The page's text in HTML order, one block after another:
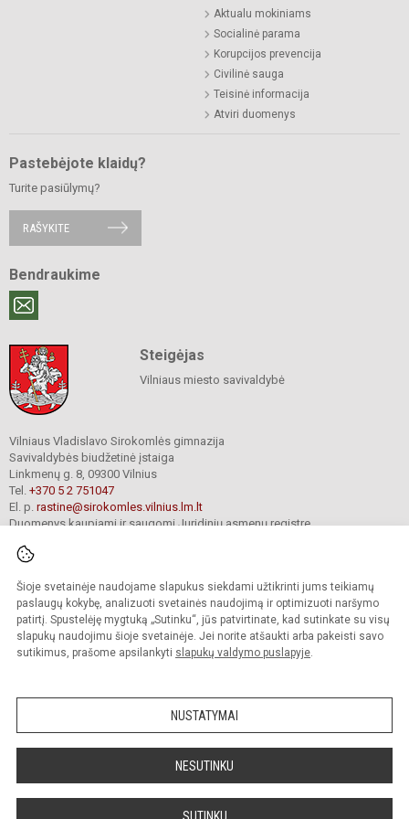
Šioje svetainėje naudojame slapukus siekdami užtikrinti jums teikiamų
paslaugų kokybę, analizuoti svetainės naudojimą ir optimizuoti naršymo
patirtį. Spustelėję mygtuką „Sutinku“, jūs patvirtinate, kad sutinkate su visų
slapukų naudojimu šioje svetainėje. Jei norite atšaukti arba pakeisti savo
sutikimus, prašome apsilankyti slapukų valdymo puslapyje.
NUSTATYMAI
NESUTINKU
SUTINKU
Aktualu mokiniams
Socialinė parama
Korupcijos prevencija
Civilinė sauga
Teisinė informacija
Atviri duomenys
Pastebėjote klaidų?
Turite pasiūlymų?
RAŠYKITE
Bendraukime
Steigėjas
Vilniaus miesto savivaldybė
Vilniaus Vladislavo Sirokomlės gimnazija
Savivaldybės biudžetinė įstaiga
Linkmenų g. 8, 09300 Vilnius
Tel. +370 5 2 751047
El. p. rastine@sirokomles.vilnius.lm.lt
Duomenys kaupiami ir saugomi Juridinių asmenų registre
© 2020. Vilniaus Vladislavo Sirokomlės gimnazija. Visos teisės saugomos.
Kopijuoti turinį be raštiško gimnazijos sutikimo griežtai draudžiama.
Versija neįgaliesiems Slapukų valdymas